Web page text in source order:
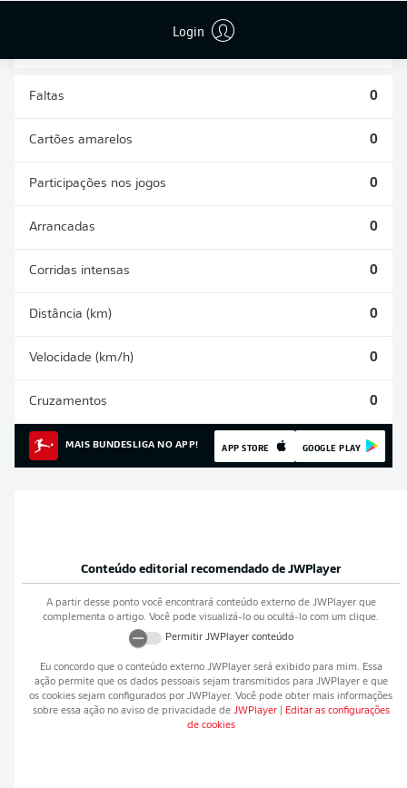
Login
Faltas 0
Cartões amarelos 0
Participações nos jogos 0
Arrancadas 0
Corridas intensas 0
Distância (km) 0
Velocidade (km/h) 0
Cruzamentos 0
MAIS BUNDESLIGA NO APP! APP STORE GOOGLE PLAY
Conteúdo editorial recomendado de JWPlayer
A partir desse ponto você encontrará conteúdo externo de JWPlayerque
complementa o artigo. Você pode visualizá-lo ou ocultá-lo com um clique.
Permitir JWPlayerconteúdo
Eu concordo que o conteúdo externo JWPlayerserá exibido para mim. Essa
ação permite que os dados pessoais sejam transmitidos para JWPlayere que
os cookies sejam configurados por JWPlayer. Você pode obter mais informações
sobre essa ação no aviso de privacidade de JWPlayer
Editar as configurações
de cookies